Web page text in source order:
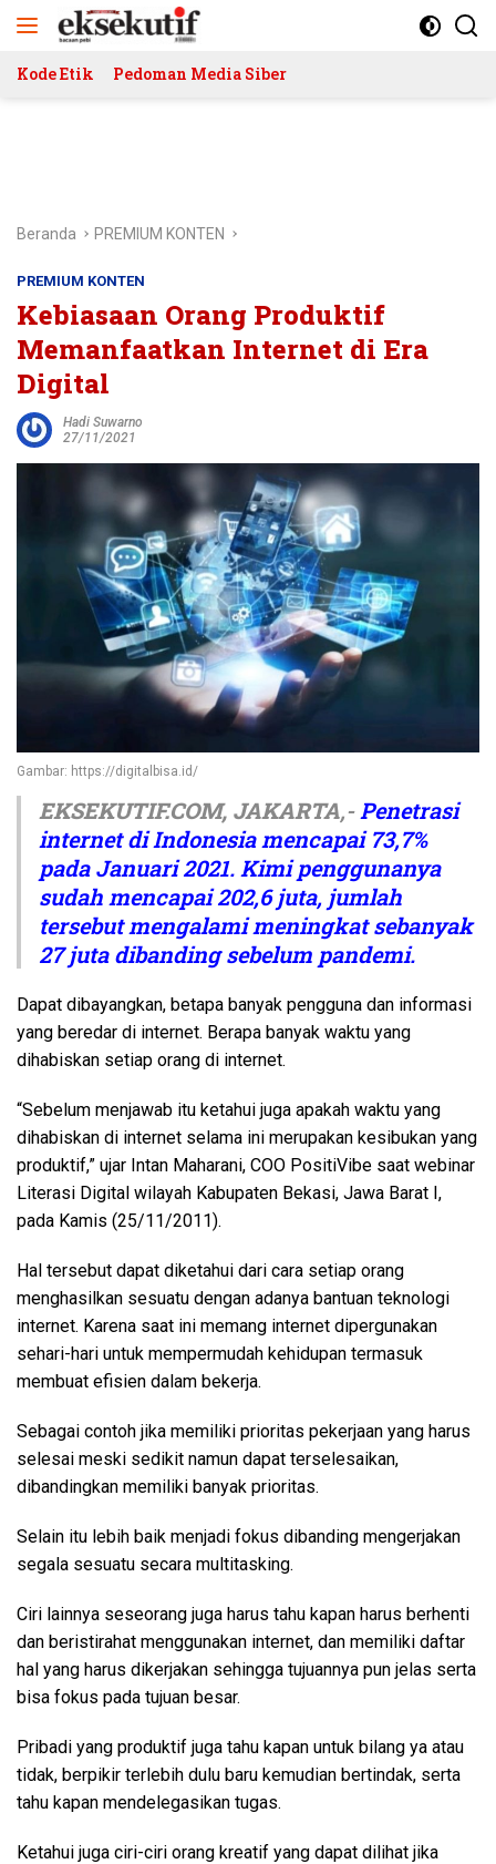
Kode Etik Pedoman Media Siber
Beranda PREMIUM KONTEN
PREMIUM KONTEN
Kebiasaan Orang Produktif
Memanfaatkan Internet di Era
Digital
Hadi Suwarno
27/11/2021
Gambar: https://digitalbisa.id/
EKSEKUTIF.COM, JAKARTA,-Penetrasi
internet di Indonesia mencapai 73,7%
pada Januari 2021. Kimi penggunanya
sudah mencapai 202,6 juta, jumlah
tersebut mengalami meningkat sebanyak
27 juta dibanding sebelum pandemi.
Dapat dibayangkan, betapa banyak pengguna dan informasi
yang beredar di internet. Berapa banyak waktu yang
dihabiskan setiap orang di internet.
“Sebelum menjawab itu ketahui juga apakah waktu yang
dihabiskan di internet selama ini merupakan kesibukan yang
produktif,” ujar Intan Maharani, COO PositiVibe saat webinar
Literasi Digital wilayah Kabupaten Bekasi, Jawa Barat I,
pada Kamis (25/11/2011).
Hal tersebut dapat diketahui dari cara setiap orang
menghasilkan sesuatu dengan adanya bantuan teknologi
internet. Karena saat ini memang internet dipergunakan
sehari-hari untuk mempermudah kehidupan termasuk
membuat efisien dalam bekerja.
Sebagai contoh jika memiliki prioritas pekerjaan yang harus
selesai meski sedikit namun dapat terselesaikan,
dibandingkan memiliki banyak prioritas.
Selain itu lebih baik menjadi fokus dibanding mengerjakan
segala sesuatu secara multitasking.
Ciri lainnya seseorang juga harus tahu kapan harus berhenti
dan beristirahat menggunakan internet, dan memiliki daftar
hal yang harus dikerjakan sehingga tujuannya pun jelas serta
bisa fokus pada tujuan besar.
Pribadi yang produktif juga tahu kapan untuk bilang ya atau
tidak, berpikir terlebih dulu baru kemudian bertindak, serta
tahu kapan mendelegasikan tugas.
Ketahui juga ciri-ciri orang kreatif yang dapat dilihat jika